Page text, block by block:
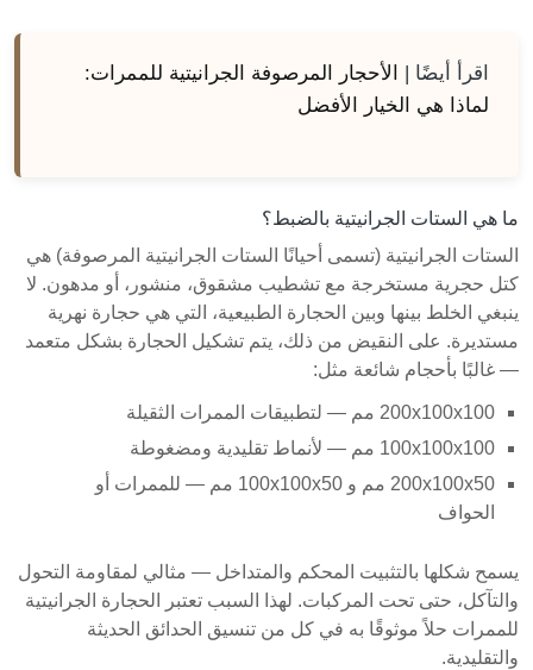
اقرأ أيضًا |
الأحجار المرصوفة الجرانيتية للممرات:
لماذا هي الخيار الأفضل
ما هي الستات الجرانيتية بالضبط؟
الستات الجرانيتية (تسمى أحيانًا الستات الجرانيتية المرصوفة) هي
كتل حجرية مستخرجة مع تشطيب مشقوق، منشور، أو مدهون. لا
ينبغي الخلط بينها وبين الحجارة الطبيعية، التي هي حجارة نهرية
مستديرة. على النقيض من ذلك، يتم تشكيل الحجارة بشكل متعمد
— غالبًا بأحجام شائعة مثل:
200x100x100 مم — لتطبيقات الممرات الثقيلة
100x100x100 مم — لأنماط تقليدية ومضغوطة
200x100x50 مم و 100x100x50 مم — للممرات أو
الحواف
يسمح شكلها بالتثبيت المحكم والمتداخل — مثالي لمقاومة التحول
والتآكل، حتى تحت المركبات. لهذا السبب تعتبر الحجارة الجرانيتية
للممرات حلاً موثوقًا به في كل من تنسيق الحدائق الحديثة
والتقليدية.